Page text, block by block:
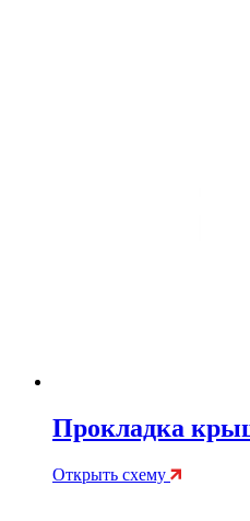
Прокладка
Открыть схему